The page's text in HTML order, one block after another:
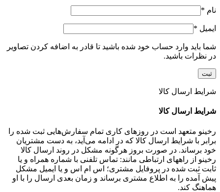
نام *
ایمیل *
شما باید وارد حساب خود شده باشید تا قادر به اضافه کردن تصاویر
در نظرات باشید.
شرایط ارسال کالا
شرایط ارسال کالا
رخینو متعهد است در روزهای کاری تمام سفارش‌هایی ثبت شده را
برابر با شرایط ارسال کالا که در ادامه می‌آید، به دست مشتریان
خود برساند. در صورت بروز هرگونه مشکل در روند ارسال کالا
رخینو از راههای ارتباطی مانند: تماس تلفنی با شماره همراه و یا
ثابت ثبت شده در پروفایل مشتری؛ اس ام اس و یا ایمیل مشکل
پیش آمده را به اطلاع مشتری برساند و زمان بعدی ارسال را با او
هماهنگ کند.